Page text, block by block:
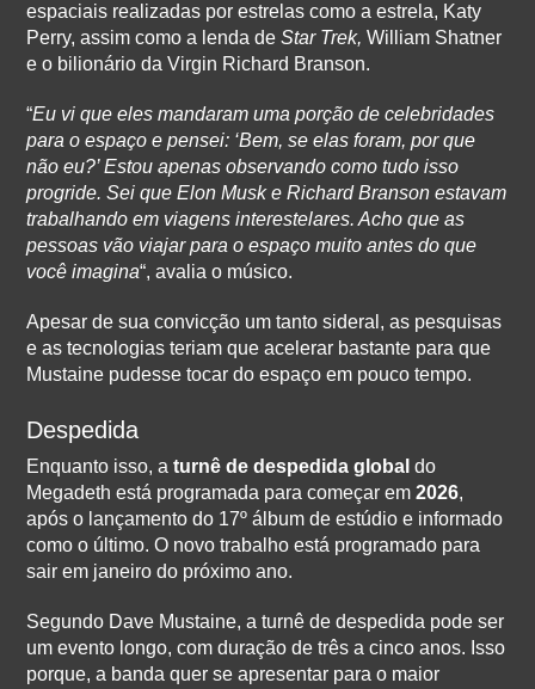
espaciais realizadas por estrelas como a estrela, Katy
Perry, assim como a lenda deStar Trek, William Shatner
e o bilionário da Virgin Richard Branson.
“Eu vi que eles mandaram uma porção de celebridades
para o espaço e pensei: ‘Bem, se elas foram, por que
não eu?’ Estou apenas observando como tudo isso
progride. Sei que Elon Musk e Richard Branson estavam
trabalhando em viagens interestelares. Acho que as
pessoas vão viajar para o espaço muito antes do que
você imagina“, avalia o músico.
Apesar de sua convicção um tanto sideral, as pesquisas
e as tecnologias teriam que acelerar bastante para que
Mustaine pudesse tocar do espaço em pouco tempo.
Despedida
Enquanto isso, aturnê de despedida global do
Megadeth está programada para começar em2026,
após o lançamento do 17º álbum de estúdio e informado
como o último. O novo trabalho está programado para
sair em janeiro do próximo ano.
Segundo Dave Mustaine, a turnê de despedida pode ser
um evento longo, com duração de três a cinco anos. Isso
porque, a banda quer se apresentar para o maior